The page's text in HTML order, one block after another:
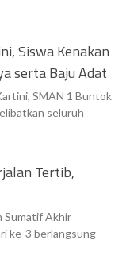
Siswa Kenakan
serta Baju Adat
SMAN 1 Buntok
seluruh
Tertib,
Sumatif Akhir
ke-3 berlangsung